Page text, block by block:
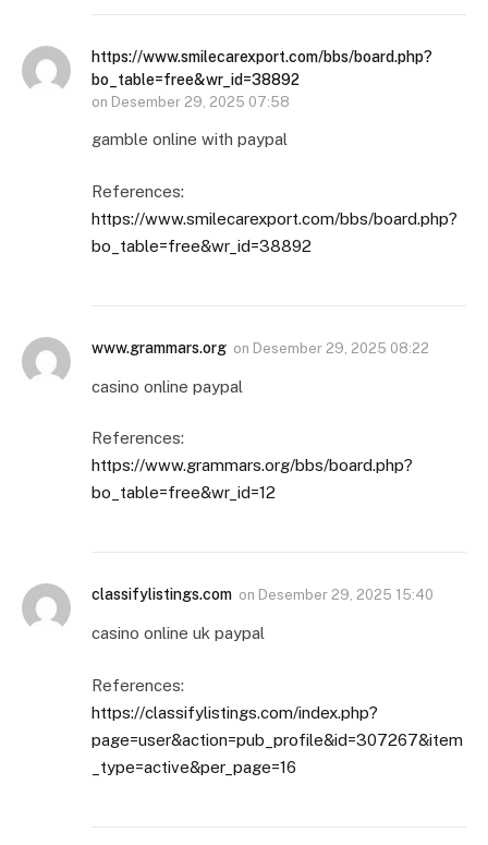
https://www.smilecarexport.com/bbs/board.php?
bo_table=free&wr_id=38892
on Desember 29, 2025 07:58
gamble online with paypal
References:
https://www.smilecarexport.com/bbs/board.php?
bo_table=free&wr_id=38892
www.grammars.org on Desember 29, 2025 08:22
casino online paypal
References:
https://www.grammars.org/bbs/board.php?
bo_table=free&wr_id=12
classifylistings.com on Desember 29, 2025 15:40
casino online uk paypal
References:
https://classifylistings.com/index.php?
page=user&action=pub_profile&id=307267&item
_type=active&per_page=16